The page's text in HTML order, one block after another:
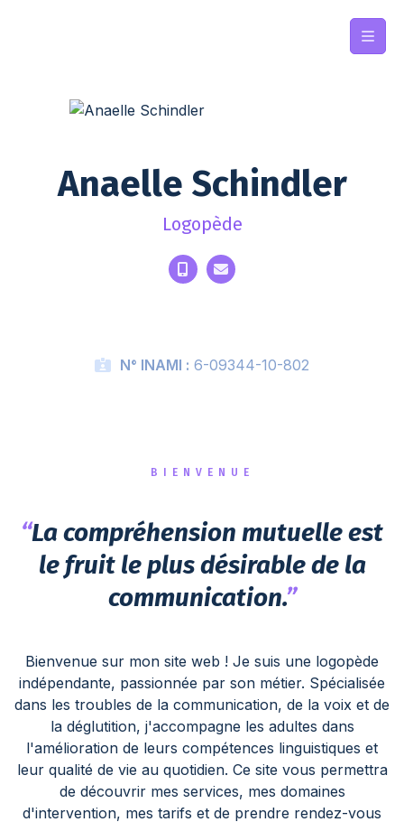
Anaelle Schindler
Logopède
N° INAMI : 6-09344-10-802
BIENVENUE
“La compréhension mutuelle est
le fruit le plus désirable de la
communication.”
Bienvenue sur mon site web ! Je suis une logopède
indépendante, passionnée par son métier. Spécialisée
dans les troubles de la communication, de la voix et de
la déglutition, j'accompagne les adultes dans
l'amélioration de leurs compétences linguistiques et
leur qualité de vie au quotidien. Ce site vous permettra
de découvrir mes services, mes domaines
d'intervention, mes tarifs et de prendre rendez-vous